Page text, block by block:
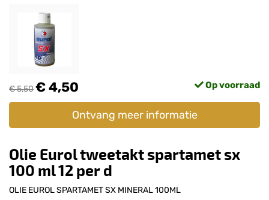
€ 5,50€ 4,50 Op voorraad
Ontvang meer informatie
Olie Eurol tweetakt spartamet sx
100 ml 12 per d
OLIE EUROL SPARTAMET SX MINERAL 100ML